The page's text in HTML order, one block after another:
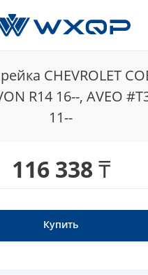
CHEVROLET
R14 16--, AVEO
11--
116 338 ₸
Купить